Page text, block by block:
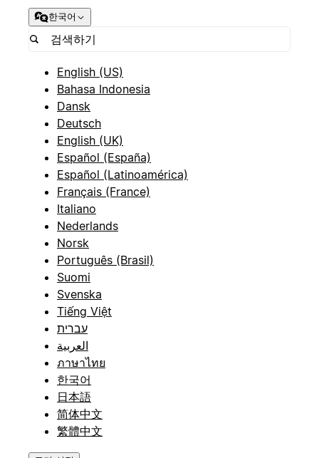
한국어
English (US)
Bahasa Indonesia
Dansk
Deutsch
English (UK)
Español (España)
Español (Latinoamérica)
Français (France)
Italiano
Nederlands
Norsk
Português (Brasil)
Suomi
Svenska
Tiếng Việt
עברית
العربية
ภาษาไทย
한국어
日本語
简体中文
繁體中文